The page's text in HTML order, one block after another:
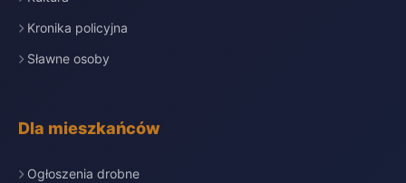
Kronika policyjna
Sławne osoby
Dla mieszkańców
Ogłoszenia drobne